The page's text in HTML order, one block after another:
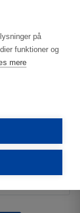
på
funktioner og
mere